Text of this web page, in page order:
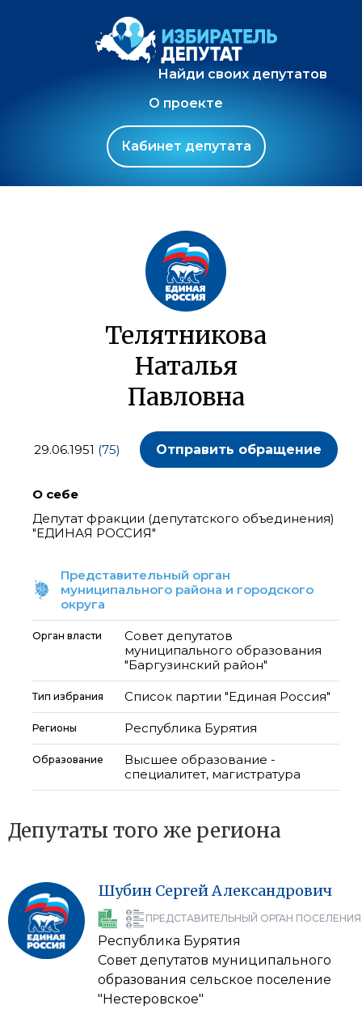
Найди своих депутатов
О проекте
Кабинет депутата
Телятникова
Наталья
Павловна
29.06.1951 (75) Отправить обращение
О себе
Депутат фракции (депутатского объединения)
"ЕДИНАЯ РОССИЯ"
Представительный орган
муниципального района и городского
округа
Орган власти
Совет депутатов
муниципального образования
"Баргузинский район"
Тип избрания Список партии "Единая Россия"
Регионы Республика Бурятия
Образование
Высшее образование -
специалитет, магистратура
Депутаты того же региона
Шубин СергейАлександрович
ПРЕДСТАВИТЕЛЬНЫЙ ОРГАН ПОСЕЛЕНИЯ
Республика Бурятия
Совет депутатов муниципального
образования сельское поселение
"Нестеровское"